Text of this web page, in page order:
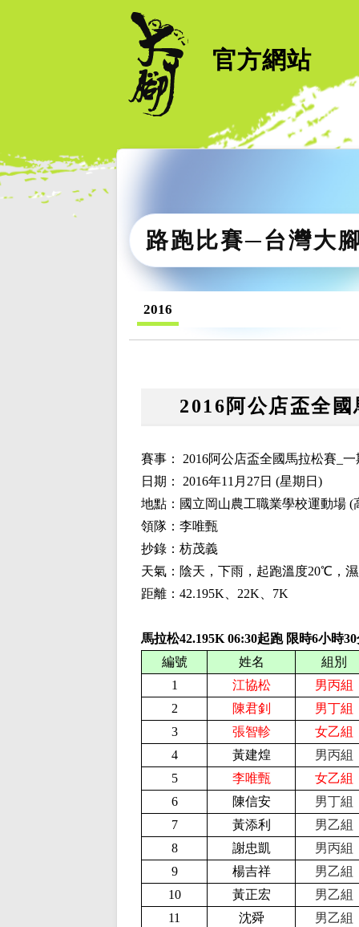
官方網站
路跑比賽─台灣大
2016
2016阿公店盃全
賽事： 2016阿公店盃全國馬拉松賽_
日期： 2016年11 月 27日 (星期日 )
地點：國立岡山農工職業學校運動場 (
領隊：李唯甄
抄錄：枋茂義
天氣：陰天，下雨，起跑溫度20℃，
距離：42.195K、22K、 7K
馬拉松42.195K 06:30起跑 限時6小時
編號
姓名
組別
1
江協松
男丙組
2
陳君釗
男丁組
3
張智軫
女乙組
4
黃建煌
男丙組
5
李唯甄
女乙組
6
陳信安
男丁組
7
黃添利
男乙組
8
謝忠凱
男丙組
9
楊吉祥
男乙組
10
黃正宏
男乙組
11
沈舜
男乙組